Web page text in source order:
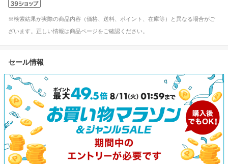
※検索結果が実際の商品内容（価格、送料、ポイント、在庫等）と異なる場合がご
ざいます。正しい情報は商品ページをご確認ください。
セール情報